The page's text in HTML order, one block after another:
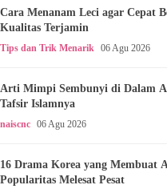
Cara Menanam Leci agar Cepat
Kualitas Terjamin
Tips dan Trik Menarik 06 Agu 2026
Arti Mimpi Sembunyi di Dalam
Tafsir Islamnya
naiscnc 06 Agu 2026
16 Drama Korea yang Membuat
Popularitas Melesat Pesat